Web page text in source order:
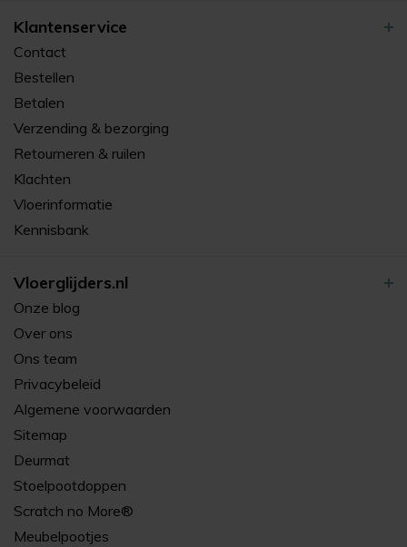
Klantenservice
Contact
Bestellen
Betalen
Verzending & bezorging
Retourneren & ruilen
Klachten
Vloerinformatie
Kennisbank
Vloerglijders.nl
Onze blog
Over ons
Ons team
Privacybeleid
Algemene voorwaarden
Sitemap
Deurmat
Stoelpootdoppen
Scratch no More®
Meubelpootjes